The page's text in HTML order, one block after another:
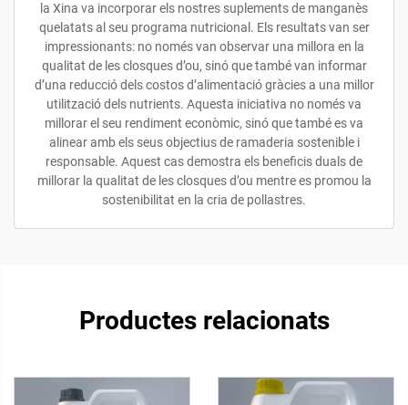
la Xina va incorporar els nostres suplements de manganès
quelatats al seu programa nutricional. Els resultats van ser
impressionants: no només van observar una millora en la
qualitat de les closques d’ou, sinó que també van informar
d’una reducció dels costos d’alimentació gràcies a una millor
utilització dels nutrients. Aquesta iniciativa no només va
millorar el seu rendiment econòmic, sinó que també es va
alinear amb els seus objectius de ramaderia sostenible i
responsable. Aquest cas demostra els beneficis duals de
millorar la qualitat de les closques d’ou mentre es promou la
sostenibilitat en la cria de pollastres.
Productes relacionats